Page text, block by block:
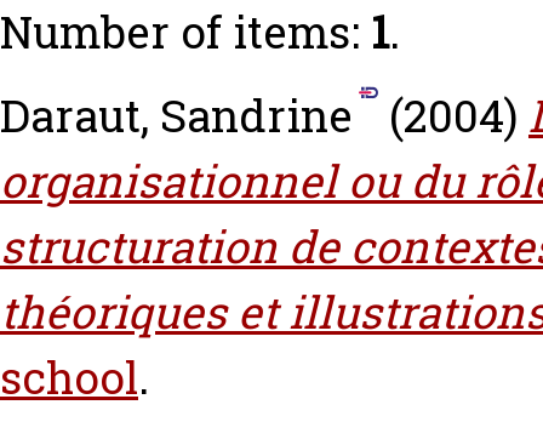
Number of items: 1.
Daraut, Sandrine
(2004)
organisationnel ou du
structuration de
théoriques et
school.